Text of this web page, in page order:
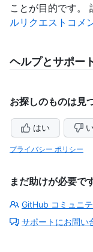
ことが目的です。
ルリクエストコメ
ヘルプとサポー
お探しのものは見
はい
プライバシー ポリシー
まだ助けが必要で
GitHub コミュニ
サポートにお問い